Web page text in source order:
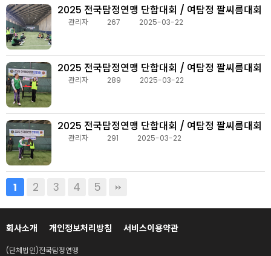
2025 전국탐정연맹 단합대회 / 여탐정 팔씨름대회
관리자 267 2025-03-22
2025 전국탐정연맹 단합대회 / 여탐정 팔씨름대회
관리자 289 2025-03-22
2025 전국탐정연맹 단합대회 / 여탐정 팔씨름대회
관리자 291 2025-03-22
1 2 3 4 5
회사소개 개인정보처리방침 서비스이용약관
(단체법인)전국탐정연맹